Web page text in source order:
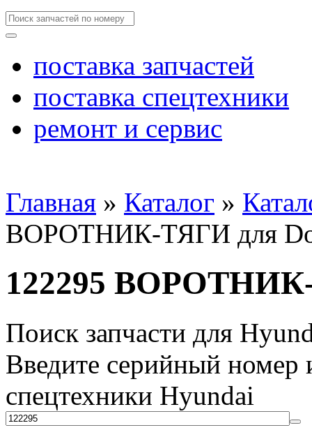
поставка запчастей
поставка спецтехники
ремонт и сервис
Главная » Каталог »
ВОРОТНИК-ТЯГИ для
122295
Поиск запчасти для
Введите серийный номер
спецтехники Hyundai